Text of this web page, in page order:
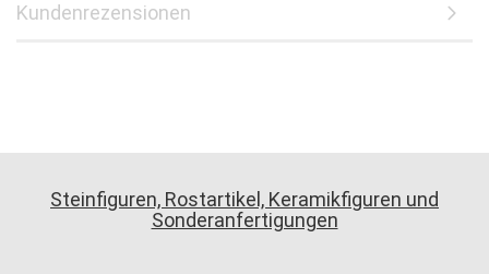
Kundenrezensionen
Steinfiguren, Rostartikel, Keramikfiguren und
Sonderanfertigungen